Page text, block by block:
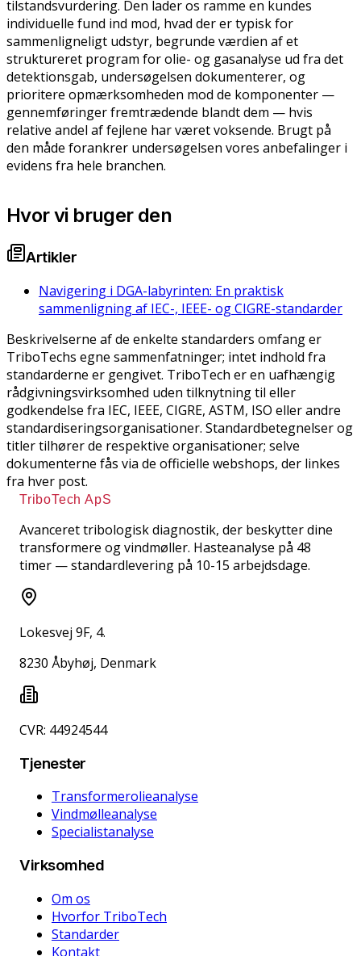
tilstandsvurdering. Den lader os ramme en kundes
individuelle fund ind mod, hvad der er typisk for
sammenligneligt udstyr, begrunde værdien af et
struktureret program for olie- og gasanalyse ud fra det
detektionsgab, undersøgelsen dokumenterer, og
prioritere opmærksomheden mod de komponenter —
gennemføringer fremtrædende blandt dem — hvis
relative andel af fejlene har været voksende. Brugt på
den måde forankrer undersøgelsen vores anbefalinger i
evidens fra hele branchen.
Hvor vi bruger den
Artikler
Navigering i DGA-labyrinten: En praktisk
sammenligning af IEC-, IEEE- og CIGRE-standarder
Beskrivelserne af de enkelte standarders omfang er
TriboTechs egne sammenfatninger; intet indhold fra
standarderne er gengivet. TriboTech er en uafhængig
rådgivningsvirksomhed uden tilknytning til eller
godkendelse fra IEC, IEEE, CIGRE, ASTM, ISO eller andre
standardiseringsorganisationer. Standardbetegnelser og
titler tilhører de respektive organisationer; selve
dokumenterne fås via de officielle webshops, der linkes
fra hver post.
TriboTech ApS
Avanceret tribologisk diagnostik, der beskytter dine
transformere og vindmøller. Hasteanalyse på 48
timer — standardlevering på 10-15 arbejdsdage.
Lokesvej 9F, 4.
8230 Åbyhøj, Denmark
CVR: 44924544
Tjenester
Transformerolieanalyse
Vindmølleanalyse
Specialistanalyse
Virksomhed
Om os
Hvorfor TriboTech
Standarder
Kontakt